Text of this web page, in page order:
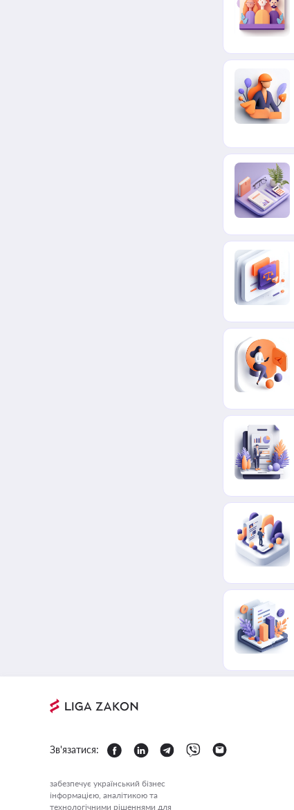
Зв'язатися:
забезпечує український бізнес
інформацією, аналітикою та
технологічними рішеннями для